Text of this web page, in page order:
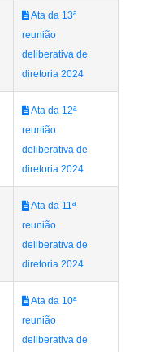
Ata da 13ª
reunião
deliberativa de
diretoria 2024
Ata da 12ª
reunião
deliberativa de
diretoria 2024
Ata da 11ª
reunião
deliberativa de
diretoria 2024
Ata da 10ª
reunião
deliberativa de